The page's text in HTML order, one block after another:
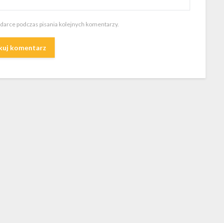
podczas pisania kolejnych komentarzy.